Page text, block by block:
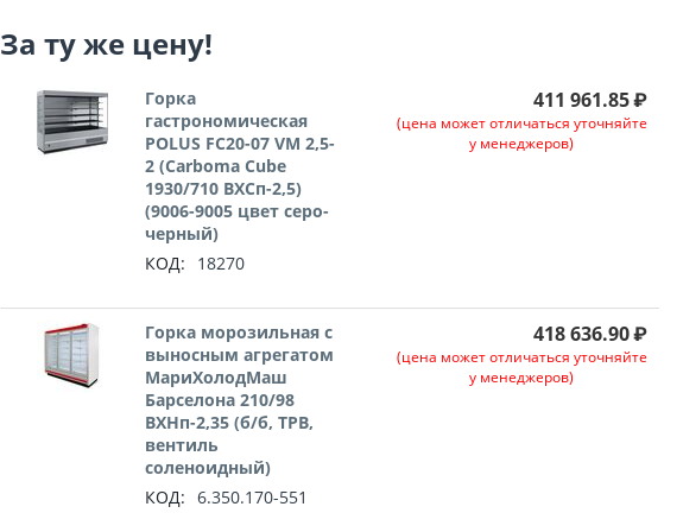
За ту же цену!
Горка
гастрономическая
POLUS FC20-07 VM 2,5-
2 (Carboma Cube
1930/710 ВХСп-2,5)
(9006-9005 цвет серо-
черный)
КОД:
18270
411 961.85₽
(цена может отличаться уточняйте
у менеджеров)
Горка морозильная с
выносным агрегатом
МариХолодМаш
Барселона 210/98
ВХНп-2,35 (б/б, ТРВ,
вентиль
соленоидный)
КОД: 6.350.170-551
418 636.90₽
(цена может отличаться уточняйте
у менеджеров)